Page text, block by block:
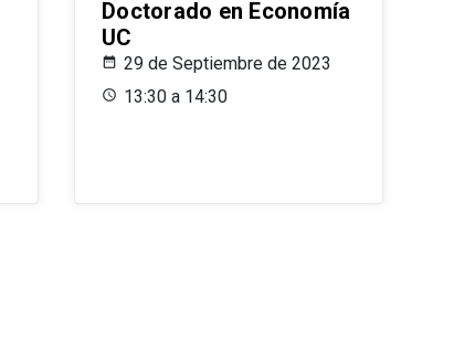
Doctorado en Economía
UC
29 de Septiembre de 2023
13:30 a 14:30